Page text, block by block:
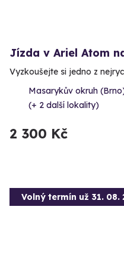
Jízda v Ariel Atom
Vyzkoušejte si jedno z
Masarykův okruh
(+ 2 další lokality)
2 300 Kč
Volný termín už 31. 08.